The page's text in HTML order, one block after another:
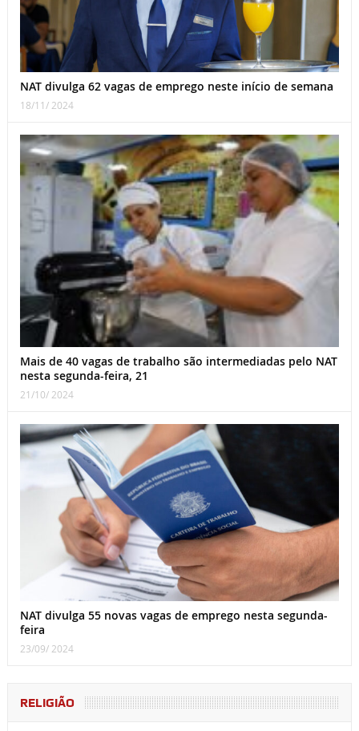
NAT divulga 62 vagas de emprego neste início de semana
18/11/ 2024
Mais de 40 vagas de trabalho são intermediadas pelo NAT
nesta segunda-feira, 21
21/10/ 2024
NAT divulga 55 novas vagas de emprego nesta segunda-
feira
23/09/ 2024
RELIGIÃO